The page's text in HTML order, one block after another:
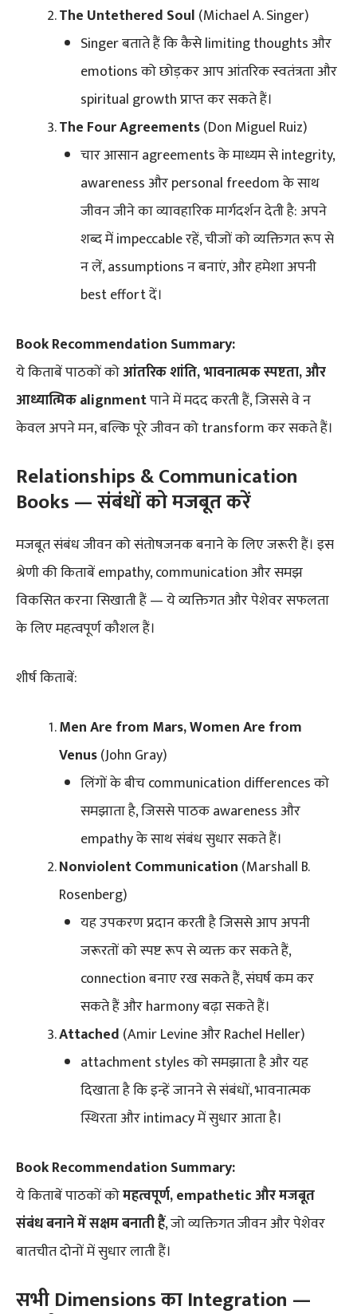
The Untethered Soul (Michael A. Singer)
Singer बताते हैं कि कैसे limiting thoughts और
emotions को छोड़कर आप आंतरिक स्वतंत्रता और
spiritual growth प्राप्त कर सकते हैं।
The Four Agreements(Don Miguel Ruiz)
चार आसान agreements के माध्यम से integrity,
awareness और personal freedom के साथ
जीवन जीने का व्यावहारिक मार्गदर्शन देती है: अपने
शब्द में impeccable रहें, चीजों को व्यक्तिगत रूप से
न लें, assumptions न बनाएं, और हमेशा अपनी
best effort दें।
Book Recommendation Summary:
ये किताबें पाठकों कोआंतरिक शांति, भावनात्मक स्पष्टता, और
आध्यात्मिक alignmentपाने में मदद करती हैं, जिससे वे न
केवल अपने मन, बल्कि पूरे जीवन को transform कर सकते हैं।
Relationships & Communication
Books — संबंधों को मजबूत करें
मजबूत संबंध जीवन को संतोषजनक बनाने के लिए जरूरी हैं। इस
श्रेणी की किताबें empathy, communication और समझ
विकसित करना सिखाती हैं — ये व्यक्तिगत और पेशेवर सफलता
के लिए महत्वपूर्ण कौशल हैं।
शीर्ष किताबें:
Men Are from Mars, Women Are from
Venus(John Gray)
लिंगों के बीच communication differences को
समझाता है, जिससे पाठक awareness और
empathy के साथ संबंध सुधार सकते हैं।
Nonviolent Communication (Marshall B.
Rosenberg)
यह उपकरण प्रदान करती है जिससे आप अपनी
जरूरतों को स्पष्ट रूप से व्यक्त कर सकते हैं,
connection बनाए रख सकते हैं, संघर्ष कम कर
सकते हैं और harmony बढ़ा सकते हैं।
Attached (Amir Levine और Rachel Heller)
attachment styles को समझाता है और यह
दिखाता है कि इन्हें जानने से संबंधों, भावनात्मक
स्थिरता और intimacy में सुधार आता है।
Book Recommendation Summary:
ये किताबें पाठकों कोमहत्वपूर्ण, empathetic और मजबूत
संबंध बनाने में सक्षम बनाती हैं, जो व्यक्तिगत जीवन और पेशेवर
बातचीत दोनों में सुधार लाती हैं।
सभी Dimensions का Integration —